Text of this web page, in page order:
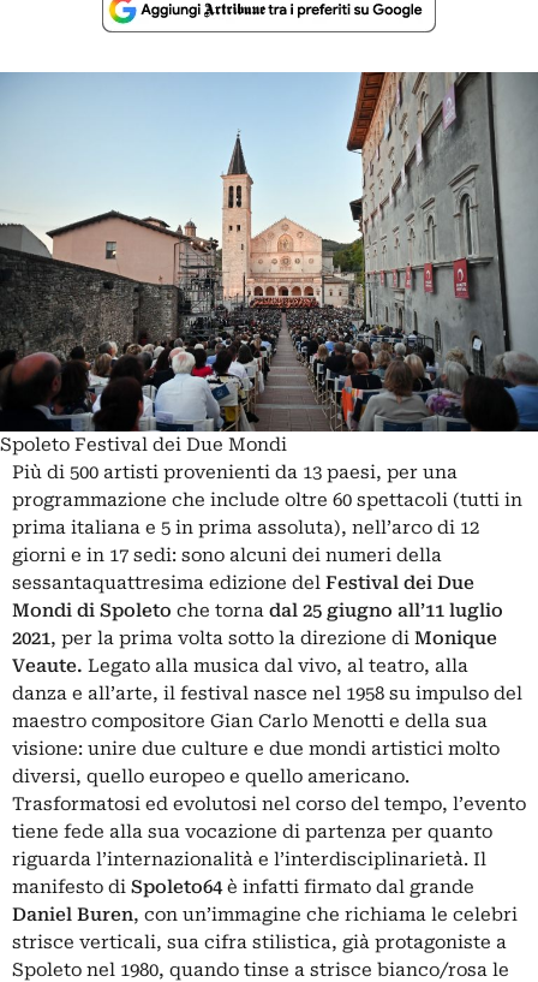
Spoleto Festival dei Due Mondi
Più di 500 artisti provenienti da 13 paesi, per una
programmazione che include oltre 60 spettacoli (tutti in
prima italiana e 5 in prima assoluta), nell’arco di 12
giorni e in 17 sedi: sono alcuni dei numeri della
sessantaquattresima edizione del Festival dei Due
Mondi di Spoleto che torna dal 25 giugno all’11 luglio
2021, per la prima volta sotto la direzione di Monique
Veaute. Legato alla musica dal vivo, al teatro, alla
danza e all’arte, il festival nasce nel 1958 su impulso del
maestro compositore Gian Carlo Menotti e della sua
visione: unire due culture e due mondi artistici molto
diversi, quello europeo e quello americano.
Trasformatosi ed evolutosi nel corso del tempo, l’evento
tiene fede alla sua vocazione di partenza per quanto
riguarda l’internazionalità e l’interdisciplinarietà. Il
manifesto di Spoleto64è infatti firmato dal grande
Daniel Buren, con un’immagine che richiama le celebri
strisce verticali, sua cifra stilistica, già protagoniste a
Spoleto nel 1980, quando tinse a strisce bianco/rosa le